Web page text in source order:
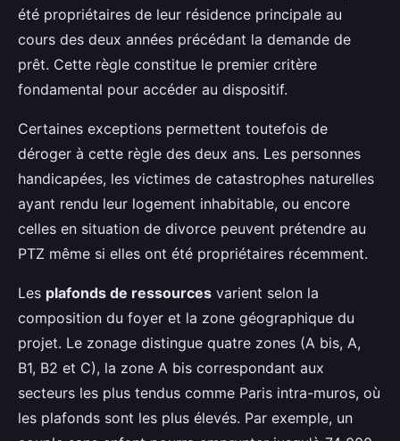
été propriétaires de leur résidence principale au
cours des deux années précédant la demande de
prêt. Cette règle constitue le premier critère
fondamental pour accéder au dispositif.
Certaines exceptions permettent toutefois de
déroger à cette règle des deux ans. Les personnes
handicapées, les victimes de catastrophes naturelles
ayant rendu leur logement inhabitable, ou encore
celles en situation de divorce peuvent prétendre au
PTZ même si elles ont été propriétaires récemment.
Les plafonds de ressources varient selon la
composition du foyer et la zone géographique du
projet. Le zonage distingue quatre zones (A bis, A,
B1, B2 et C), la zone A bis correspondant aux
secteurs les plus tendus comme Paris intra-muros, où
les plafonds sont les plus élevés. Par exemple, un